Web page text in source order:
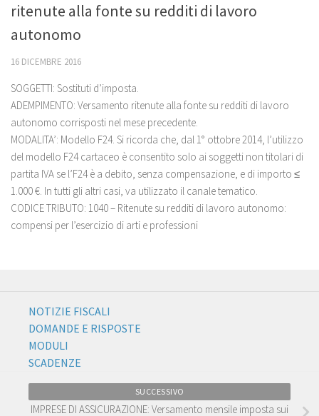
ritenute alla fonte su redditi di lavoro
autonomo
16 DICEMBRE 2016
SOGGETTI: Sostituti d’imposta.
ADEMPIMENTO: Versamento ritenute alla fonte su redditi di lavoro
autonomo corrisposti nel mese precedente.
MODALITA’: Modello F24. Si ricorda che, dal 1° ottobre 2014, l’utilizzo
del modello F24 cartaceo è consentito solo ai soggetti non titolari di
partita IVA se l’F24 è a debito, senza compensazione, e di importo ≤
1.000 €. In tutti gli altri casi, va utilizzato il canale tematico.
CODICE TRIBUTO: 1040 – Ritenute su redditi di lavoro autonomo:
compensi per l’esercizio di arti e professioni
NOTIZIE FISCALI
DOMANDE E RISPOSTE
MODULI
SCADENZE
SUCCESSIVO
IMPRESE DI ASSICURAZIONE: Versamento mensile imposta sui